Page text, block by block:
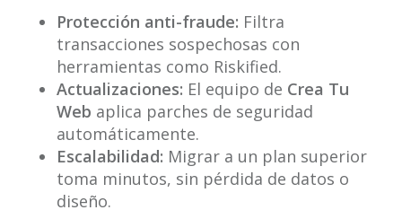
Protección anti-fraude: Filtra
transacciones sospechosas con
herramientas como Riskified.
Actualizaciones: El equipo de Crea Tu
Web aplica parches de seguridad
automáticamente.
Escalabilidad: Migrar a un plan superior
toma minutos, sin pérdida de datos o
diseño.